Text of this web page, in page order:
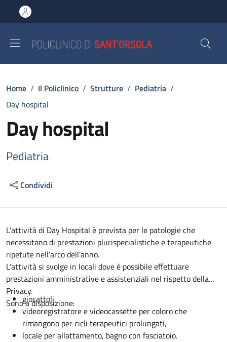
al contenuto principale
to footer content
Briciole di pane
Home / Il Policlinico / Strutture / Pediatria /
Day hospital
Day hospital
Pediatria
Condividi
Descrizione
L'attività di Day Hospital è prevista per le patologie che
necessitano di prestazioni plurispecialistiche e terapeutiche
ripetute nell'arco dell'anno.
L'attività si svolge in locali dove è possibile effettuare
prestazioni amministrative e assistenziali nel rispetto della
Privacy.
Sono a disposizione:
giocattoli,
videoregistratore e videocassette per coloro che
rimangono per cicli terapeutici prolungati,
locale per allattamento, bagno con fasciatoio.